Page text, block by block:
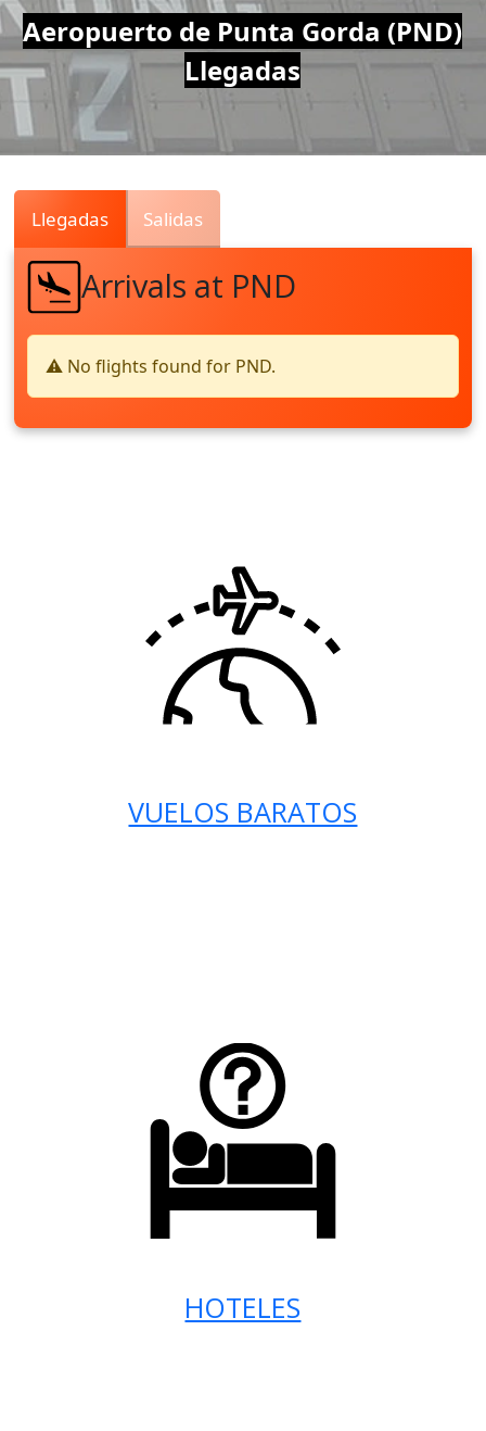
Air
Traffic
Live
Aeropuerto de Punta Gorda (PND)
Llegadas
Llegadas Salidas
Arrivals at PND
⚠️ No flights found for PND.
VUELOS BARATOS
HOTELES